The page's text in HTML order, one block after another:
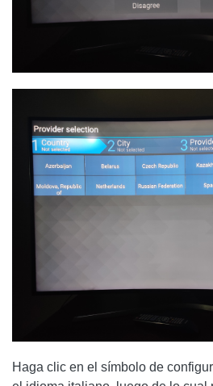
Haga clic en el símbolo de